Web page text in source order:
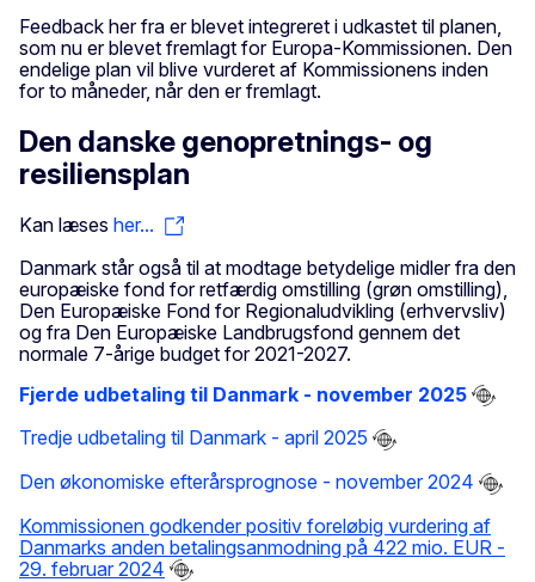
Feedback her fra er blevet integreret i udkastet til planen,
som nu er blevet fremlagt for Europa-Kommissionen. Den
endelige plan vil blive vurderet af Kommissionens inden
for to måneder, når den er fremlagt.
Den danske genopretnings- og
resiliensplan
Kan læses her...
Danmark står også til at modtage betydelige midler fra den
europæiske fond for retfærdig omstilling (grøn omstilling),
Den Europæiske Fond for Regionaludvikling (erhvervsliv)
og fra Den Europæiske Landbrugsfond gennem det
normale 7-årige budget for 2021-2027.
Fjerde udbetaling til Danmark - november 2025
Tredje udbetaling til Danmark - april 2025
Den økonomiske efterårsprognose - november 2024
Kommissionen godkender positiv foreløbig vurdering af
Danmarks anden betalingsanmodning på 422 mio. EUR -
29. februar 2024